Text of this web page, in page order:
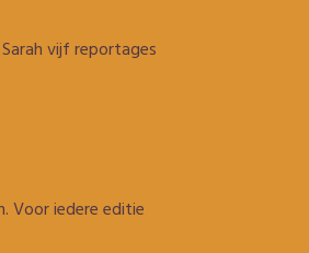
vijf reportages
Voor iedere editie